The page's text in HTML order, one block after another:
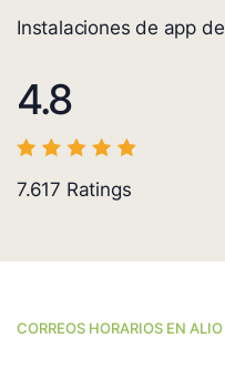
Instalaciones de app
4.8
7.617 Ratings
CORREOS HORARIOS EN ALIO